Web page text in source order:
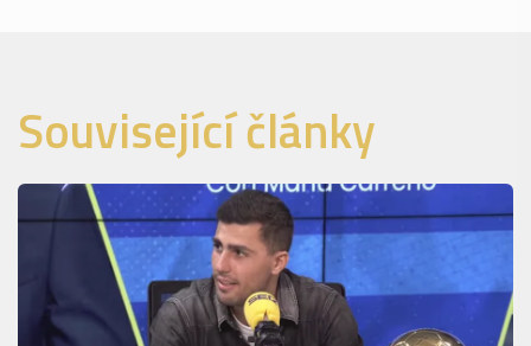
Související články